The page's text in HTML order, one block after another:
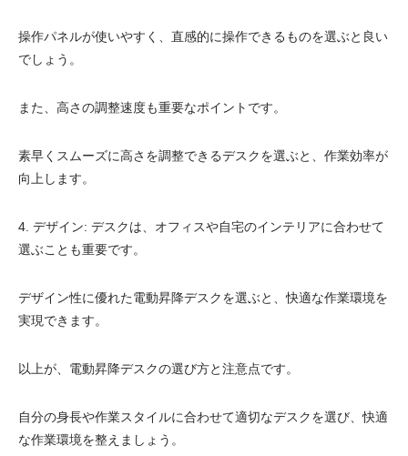
操作パネルが使いやすく、直感的に操作できるものを選ぶと良い
でしょう。
また、高さの調整速度も重要なポイントです。
素早くスムーズに高さを調整できるデスクを選ぶと、作業効率が
向上します。
4. デザイン: デスクは、オフィスや自宅のインテリアに合わせて
選ぶことも重要です。
デザイン性に優れた電動昇降デスクを選ぶと、快適な作業環境を
実現できます。
以上が、電動昇降デスクの選び方と注意点です。
自分の身長や作業スタイルに合わせて適切なデスクを選び、快適
な作業環境を整えましょう。